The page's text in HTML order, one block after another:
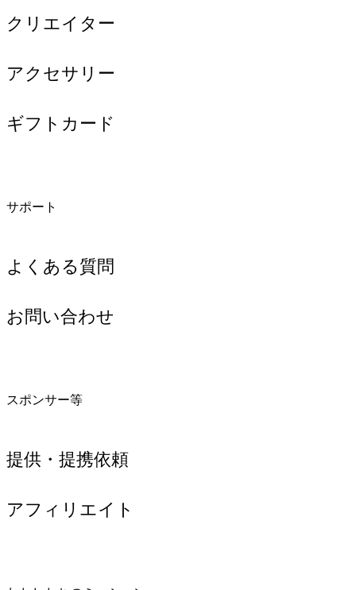
クリエイター
アクセサリー
ギフトカード
サポート
よくある質問
お問い合わせ
スポンサー等
提供・提携依頼
アフィリエイト